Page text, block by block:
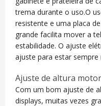
trema durante o uso.O
resistente e uma placa
grande facilita mover a
estabilidade. O ajuste
ajuste para estar
Ajuste de altura
Com um bom ajuste de
displays, muitas vezes